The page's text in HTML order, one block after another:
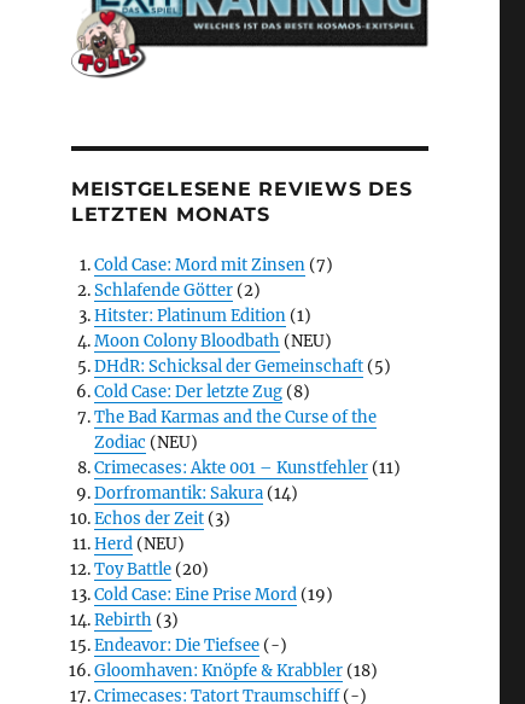
MEISTGELESENE REVIEWS DES
LETZTEN MONATS
Cold Case: Mord mit Zinsen (7)
Schlafende Götter (2)
Hitster: Platinum Edition (1)
Moon Colony Bloodbath (NEU)
DHdR: Schicksal der Gemeinschaft (5)
Cold Case: Der letzte Zug (8)
The Bad Karmas and the Curse of the
Zodiac (NEU)
Crimecases: Akte 001 – Kunstfehler (11)
Dorfromantik: Sakura (14)
Echos der Zeit (3)
Herd (NEU)
Toy Battle (20)
Cold Case: Eine Prise Mord (19)
Rebirth (3)
Endeavor: Die Tiefsee (-)
Gloomhaven: Knöpfe & Krabbler (18)
Crimecases: Tatort Traumschiff(-)